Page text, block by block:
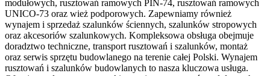
modułowych, rusztowań ramowych PIN-74, rusztowań ramowych
UNICO-73 oraz wież podporowych. Zapewniamy również
wynajem i sprzedaż szalunków ściennych, szalunków stropowych
oraz akcesoriów szalunkowych. Kompleksowa obsługa obejmuje
doradztwo techniczne, transport rusztowań i szalunków, montaż
oraz serwis sprzętu budowlanego na terenie całej Polski. Wynajem
rusztowań i szalunków budowlanych to nasza kluczowa usługa.